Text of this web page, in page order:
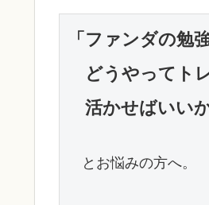
「ファンダの勉
どうやってト
活かせばいいか
とお悩みの方へ。